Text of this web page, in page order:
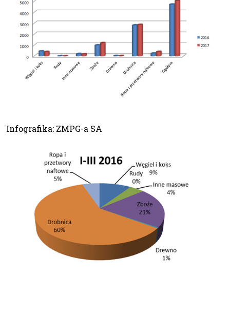
Infografika: ZMPG-a SA